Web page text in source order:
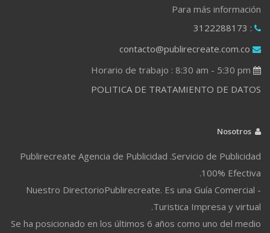
Para más información
: 3122288173
contacto@publirecreate.com.co
POLITICA DE TRATAMIENTO DE DATOS
Publirecreate Agencia de Publicidad .Servicio de Publicidad
100% Efectiva.
Nuestro DirectorioPublirecreate. Es una Guía Comercial -
Turistica Impresa y virtual.
Se ha posicionado en los últimos 6 años como uno del medio